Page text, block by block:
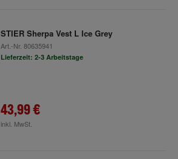
STIER Sherpa Vest L Ice Grey
Art.-Nr. 80635941
Lieferzeit: 2-3 Arbeitstage
43,99 €
inkl. MwSt.